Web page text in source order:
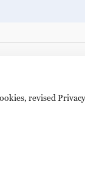
revised